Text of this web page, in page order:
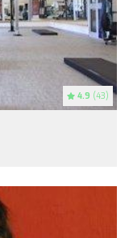
4.9 (43)